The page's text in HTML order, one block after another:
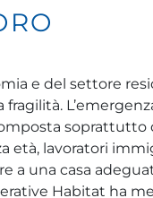
e del settore
fragilità.
soprattutto
età, lavoratori
a una casa
Habitat ha